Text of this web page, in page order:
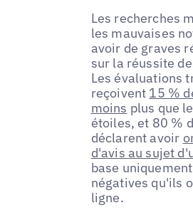
Les recherches
les mauvaises
avoir de graves
sur la réussite
Les évaluations
reçoivent 15 %
moins plus que
étoiles, et 80 %
déclarent avoir
d'avis au sujet
base
négatives qu'ils
ligne.